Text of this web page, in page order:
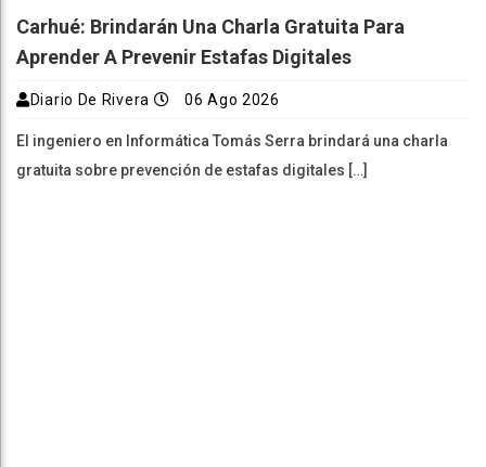
Carhué: Brindarán Una Charla Gratuita Para
Aprender A Prevenir Estafas Digitales
Diario De Rivera 06 Ago 2026
El ingeniero en Informática Tomás Serra brindará una charla
gratuita sobre prevención de estafas digitales […]